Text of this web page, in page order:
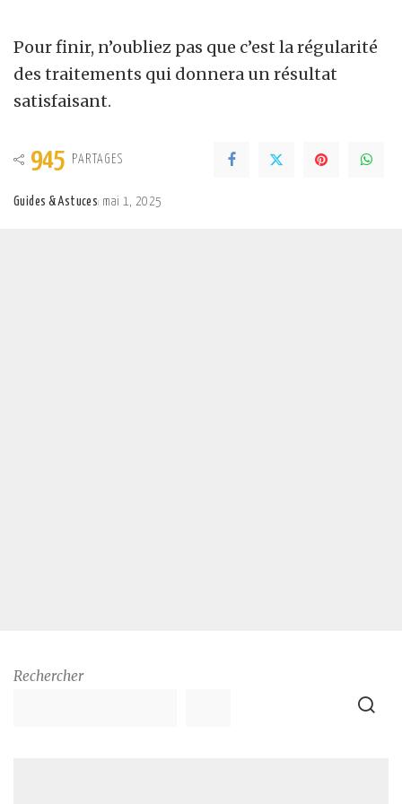
Pour finir, n’oubliez pas que c’est la régularité
des traitements qui donnera un résultat
satisfaisant.
945 PARTAGES
Guides & Astuces mai 1, 2025
Rechercher